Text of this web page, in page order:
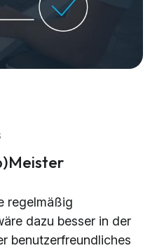
regelmäßig
dazu besser in der
benutzerfreundliches